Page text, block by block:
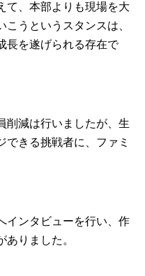
て、本部よりも現場を大
うというスタンスは、
長を遂げられる存在で
削減は行いましたが、生
できる挑戦者に、ファミ
インタビューを行い、作
ありました。